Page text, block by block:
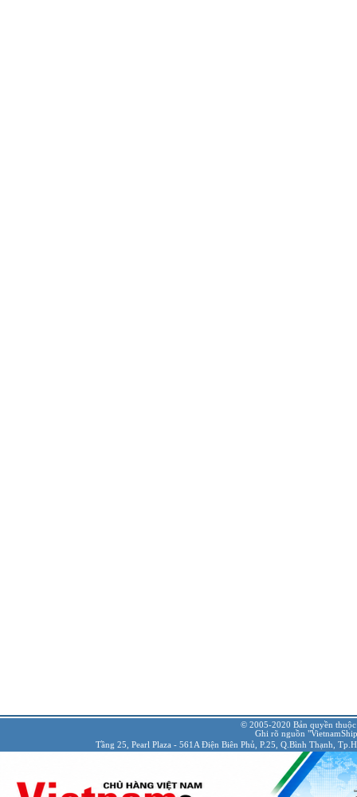
© 2005-2020 Bản quyền
Ghi rõ nguồn
Tầng 25, Pearl Plaza - 561A Điện Biên Phủ, P.25, Q.Bình Thạnh,